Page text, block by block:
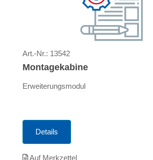
Art.-Nr.: 13542
Montagekabine
Erweiterungsmodul
Details
Auf Merkzettel